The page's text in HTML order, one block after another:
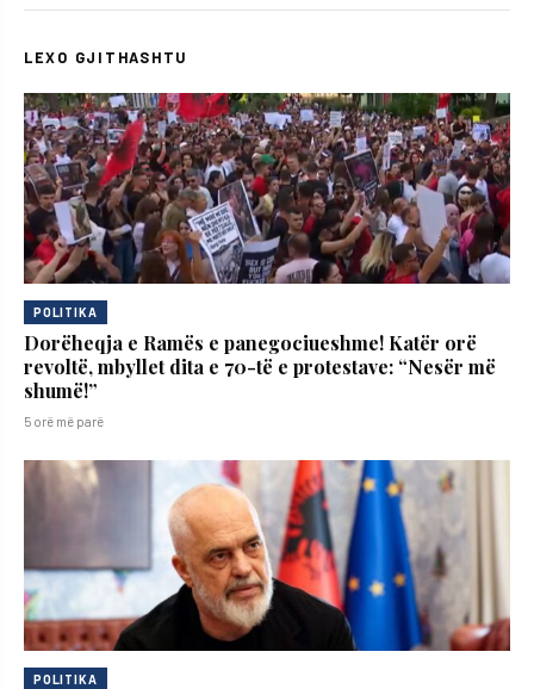
LEXO GJITHASHTU
POLITIKA
Dorëheqja e Ramës e panegociueshme! Katër orë
revoltë, mbyllet dita e 70-të e protestave: “Nesër më
shumë!”
5 orë më parë
POLITIKA